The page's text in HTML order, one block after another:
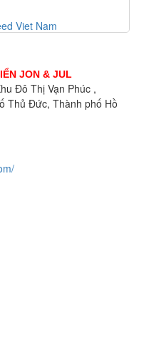
BCT-100-T Canneed
JON & JUL
Đô Thị Vạn Phúc ,
Thủ Đức, Thành phố Hồ